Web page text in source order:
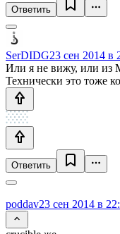
Ответить
SerDIDG23 сен 2014 в
Или я не вижу, или из
Технически это тоже
Ответить
poddav23 сен 2014 в